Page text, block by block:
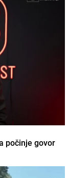
počinje govor